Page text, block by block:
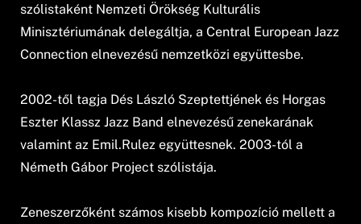
szólistaként Nemzeti Örökség Kulturális
Minisztériumának delegáltja, a Central European Jazz
Connection elnevezésű nemzetközi együttesbe.
2002-től tagja Dés László Szeptettjének és Horgas
Eszter Klassz Jazz Band elnevezésű zenekarának
valamint az Emil.Rulez együttesnek. 2003-tól a
Németh Gábor Project szólistája.
Zeneszerzőként számos kisebb kompozíció mellett a